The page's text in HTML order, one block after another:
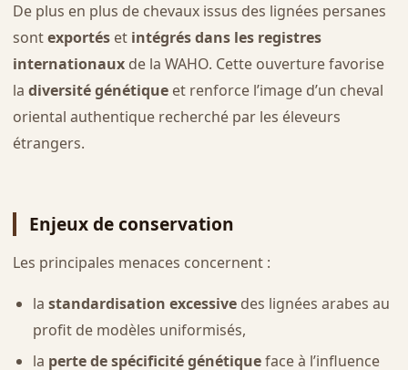
De plus en plus de chevaux issus des lignées persanes
sontexportéset intégrés dans les registres
internationauxde la WAHO. Cette ouverture favorise
la diversité génétiqueet renforce l’image d’un cheval
oriental authentique recherché par les éleveurs
étrangers.
Enjeux de conservation
Les principales menaces concernent :
la standardisation excessivedes lignées arabes au
profit de modèles uniformisés,
la perte de spécificité génétiqueface à l’influence